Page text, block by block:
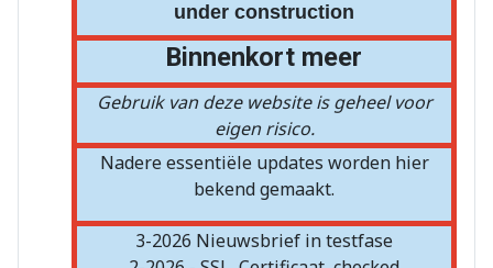
under construction
Binnenkort meer
Gebruik van deze website is geheel voor
eigen risico.
Nadere essentiële updates worden hier
bekend gemaakt.
3-2026 Nieuwsbrief in testfase